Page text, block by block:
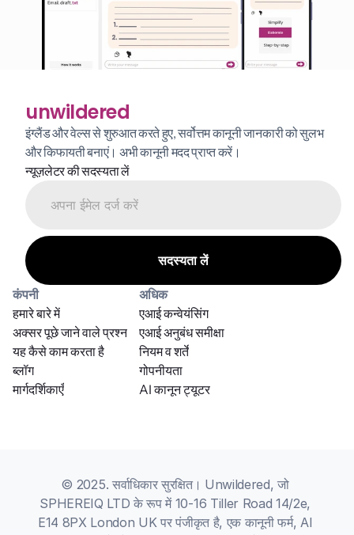
unwildered
इंग्लैंड और वेल्स से शुरुआत करते हुए, सर्वोत्तम कानूनी जानकारी को सुलभ
और किफायती बनाएं। अभी कानूनी मदद प्राप्त करें।
न्यूज़लेटर की सदस्यता लें
कंपनी
हमारे बारे में
अक्सर पूछे जाने वाले प्रश्न
यह कैसे काम करता है
ब्लॉग
मार्गदर्शिकाएँ
अधिक
नियम व शर्तें
एआई अनुबंध समीक्षा
AI कानून ट्यूटर
गोपनीयता
एआई कन्वेयंसिंग
© 2025. सर्वाधिकार सुरक्षित। Unwildered, जो
SPHEREIQ LTD के रूप में 10-16 Tiller Road 14/2e,
E14 8PX London UK पर पंजीकृत है, एक कानूनी फर्म, AI